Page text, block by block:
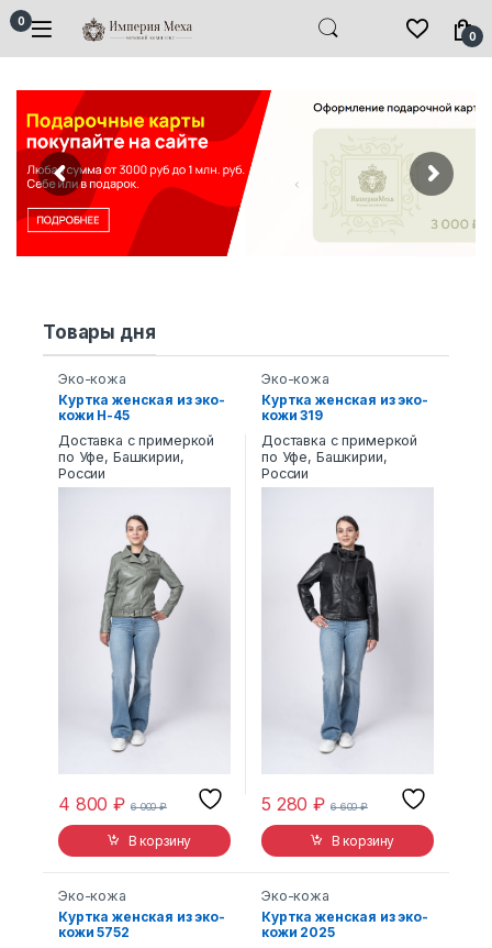
Skip to navigation
Skip to content
0
0
Товары дня
Эко-кожа
Куртка женская из эко-
кожи Н-45
Доставка с примеркой
по Уфе, Башкирии,
России
4 800₽ 6 000₽
В корзину
Эко-кожа
Куртка женская из эко-
кожи 319
Доставка с примеркой
по Уфе, Башкирии,
России
5 280₽ 6 600₽
В корзину
Эко-кожа
Куртка женская из эко-
кожи 5752
Эко-кожа
Куртка женская из эко-
кожи 2025